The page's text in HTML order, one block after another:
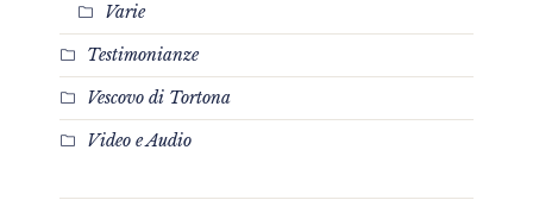
Varie
Testimonianze
Vescovo di Tortona
Video e Audio